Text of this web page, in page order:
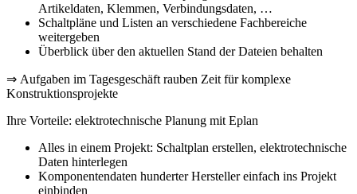
Artikeldaten, Klemmen, Verbindungsdaten, …
Schaltpläne und Listen an verschiedene Fachbereiche
weitergeben
Überblick über den aktuellen Stand der Dateien behalten
⇒ Aufgaben im Tagesgeschäft rauben Zeit für komplexe
Konstruktionsprojekte
Ihre Vorteile: elektrotechnische Planung mit Eplan
Alles in einem Projekt: Schaltplan erstellen, elektrotechnische
Daten hinterlegen
Komponentendaten hunderter Hersteller einfach ins Projekt
einbinden